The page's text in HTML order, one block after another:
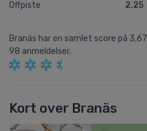
Offpiste
2,25
Branäs har en samlet score på 3,67
98 anmeldelser.
Kort over Branäs